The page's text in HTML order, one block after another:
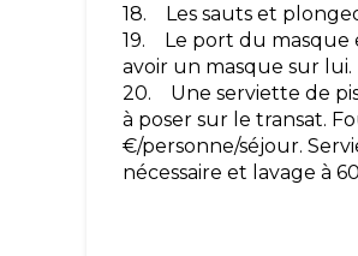
18. Les sauts et
19. Le port du masque
avoir un masque sur lui.
20. Une serviette de
à poser sur le transat.
€/personne/séjour.
nécessaire et lavage à 60